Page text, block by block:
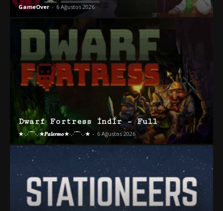
GameOver - 6 Ağustos 2026
Dwarf Fortress İndir – Full
★·.·´¯`·.·★𝑷𝒂𝒍𝒆𝒓𝒎𝒐★·.·´¯`·.·★ - 6 Ağustos 2026